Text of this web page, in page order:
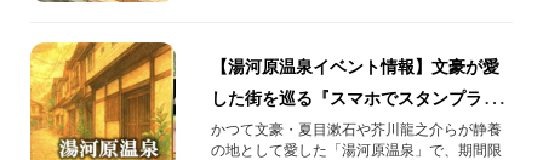
【湯河原温泉イベント情報】文豪が愛
した街を巡る『スマホでスタンプラリ
ー』開催！
かつて文豪・夏目漱石や芥川龍之介らが静養
の地として愛した「湯河原温泉」で、期間限